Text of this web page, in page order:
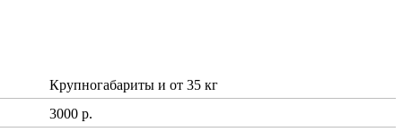
Крупногабариты и от 35 кг
3000 р.